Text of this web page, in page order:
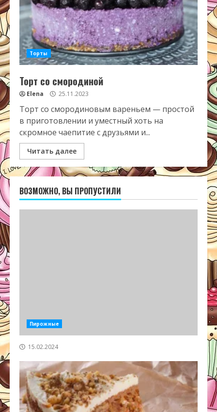
Торты
Торт со смородиной
Elena 25.11.2023
Торт со смородиновым вареньем — простой
в приготовлении и уместный хоть на
скромное чаепитие с друзьями и...
Читать далее
ВОЗМОЖНО, ВЫ ПРОПУСТИЛИ
Пирожные
15.02.2024